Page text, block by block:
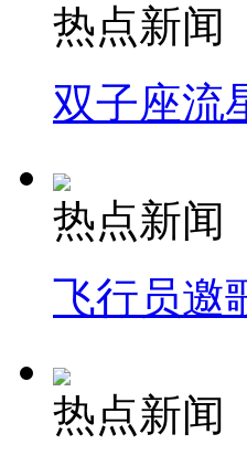
热点新闻
双子座流
热点新闻
飞行员邀
热点新闻